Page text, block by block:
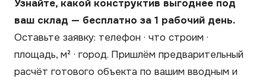
Узнайте, какой конструктив выгоднее под
ваш склад — бесплатно за 1 рабочий день.
Оставьте заявку: телефон · что строим ·
площадь, м² · город. Пришлём предварительный
расчёт готового объекта по вашим вводным и